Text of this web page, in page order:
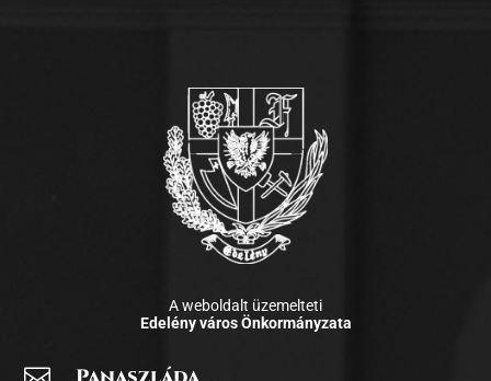
A weboldalt üzemelteti
Edelény város Önkormányzata